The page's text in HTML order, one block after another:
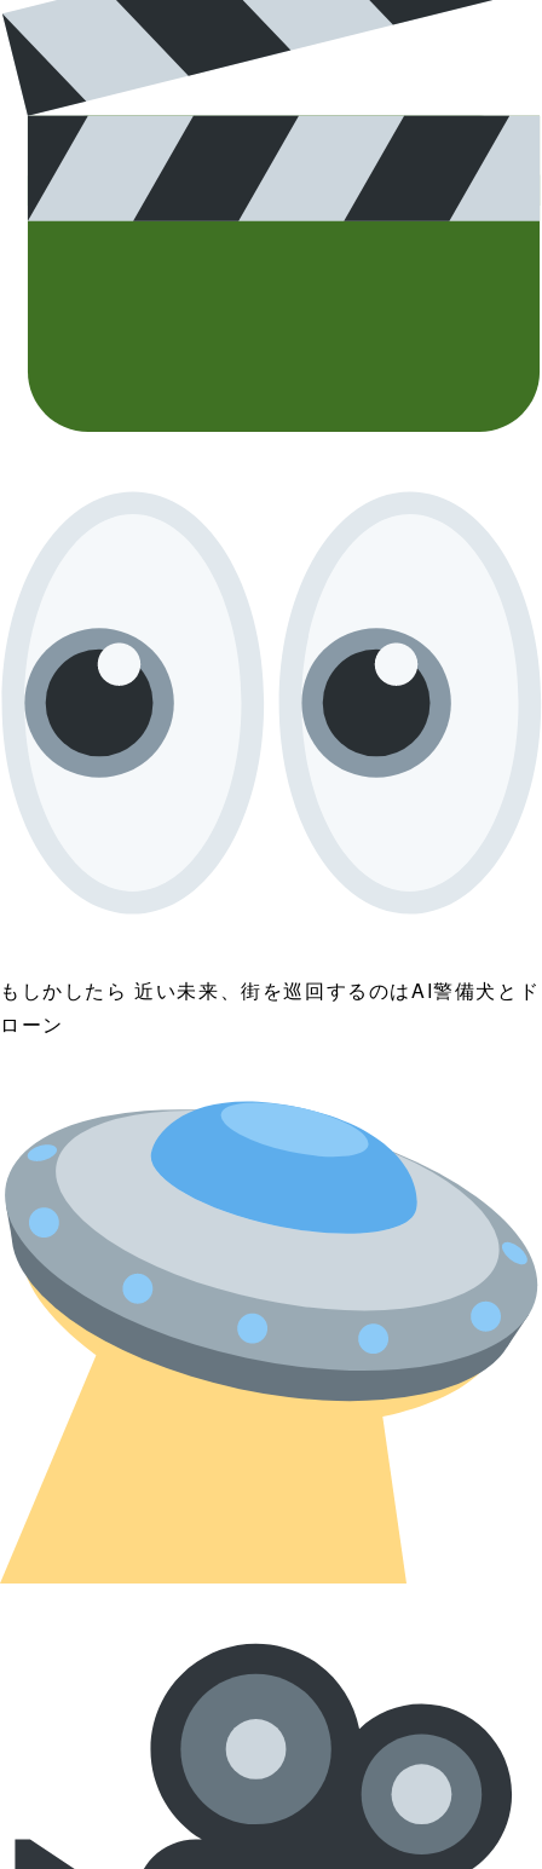
もしかしたら 近い未来、街を巡回するのはAI警備犬とド
ローン